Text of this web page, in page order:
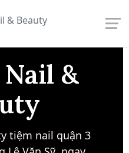
&
tiệm nail quận 3